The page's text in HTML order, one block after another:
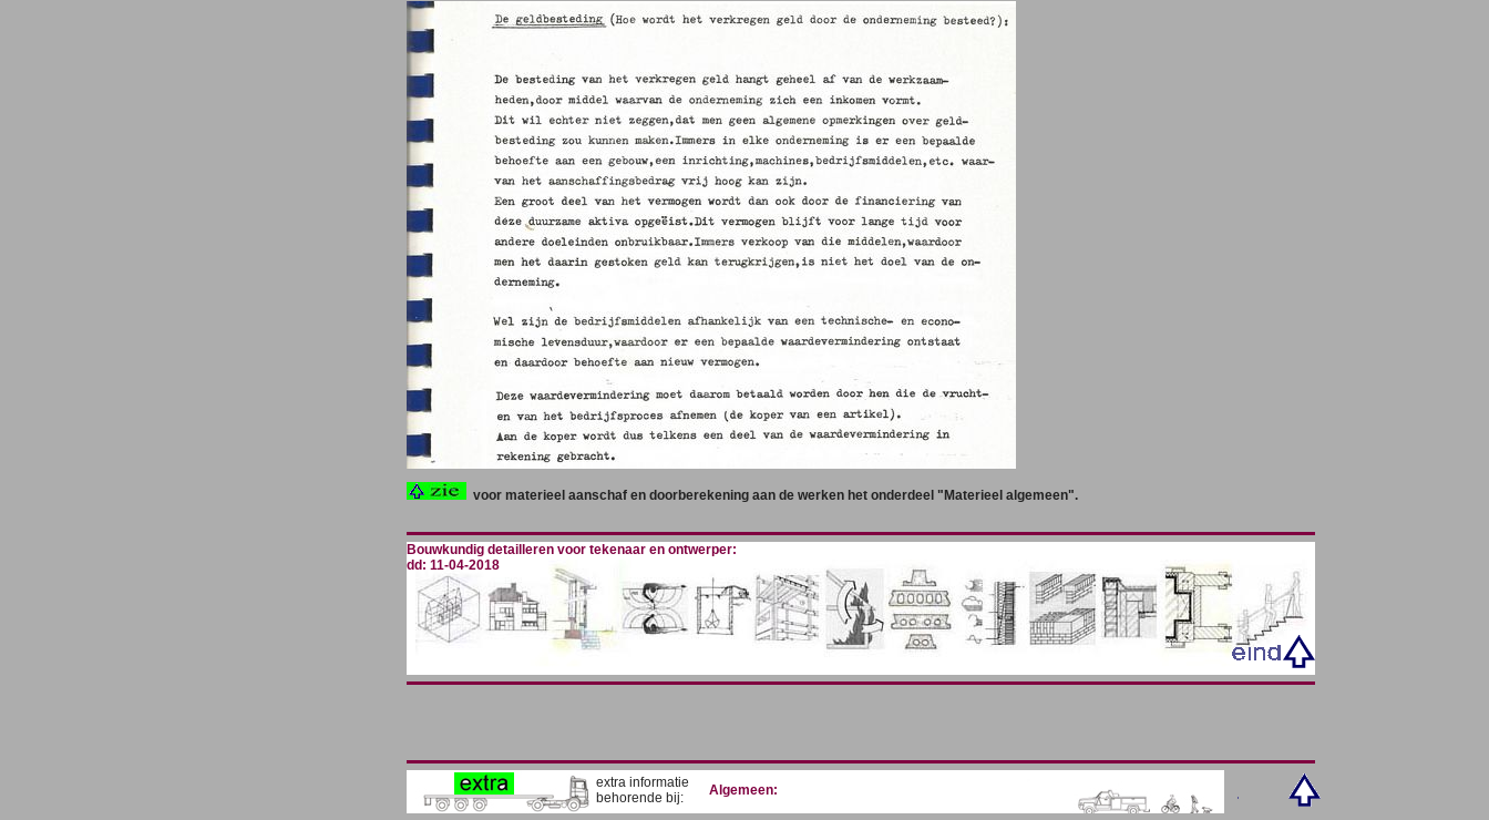
voor materieel aanschaf en doorberekening aan de werken het onderdeel "Materieel algemeen".
Bouwkundig detailleren voor tekenaar en ontwerper:
dd: 11-04-2018
extra informatie
behorende bij:
Algemeen: